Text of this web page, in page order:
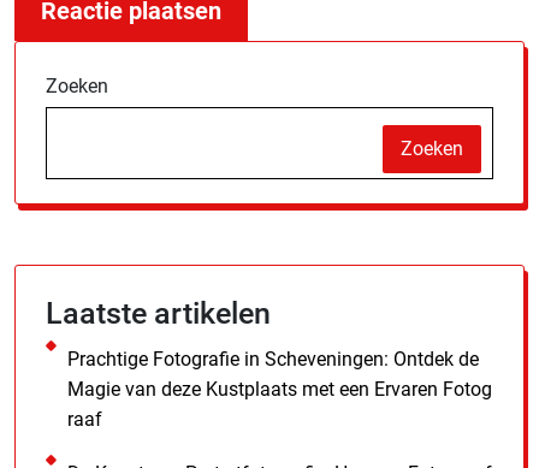
Zoeken
Zoeken
Laatste artikelen
Prachtige Fotografie in Scheveningen: Ontdek de
Magie van deze Kustplaats met een Ervaren Fotog
raaf